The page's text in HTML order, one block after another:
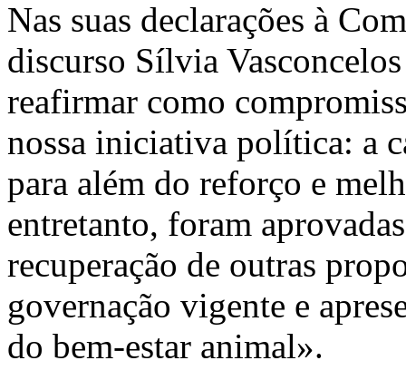
Nas suas declarações à
discurso Sílvia
reafirmar como
nossa iniciativa política: a
para além do reforço e
entretanto, foram
recuperação de outras
governação vigente e
do bem-estar animal».